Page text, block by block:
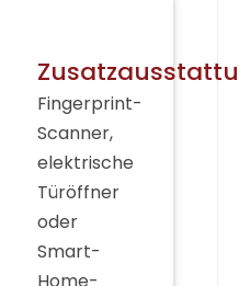
Fingerprint-
Scanner,
elektrische
Türöffner
oder
Smart-